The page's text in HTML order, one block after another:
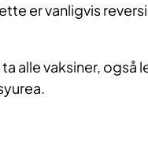
er vanligvis
alle vaksiner, også